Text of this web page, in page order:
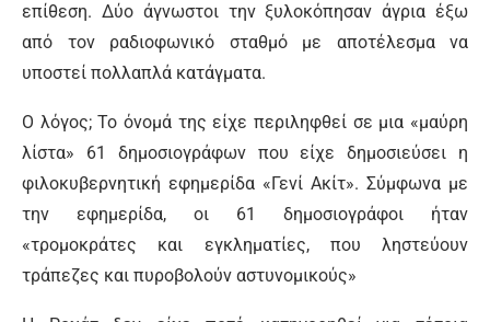
επίθεση. Δύο άγνωστοι την ξυλοκόπησαν άγρια έξω
από τον ραδιοφωνικό σταθμό με αποτέλεσμα να
υποστεί πολλαπλά κατάγματα.
Ο λόγος; Το όνομά της είχε περιληφθεί σε μια «μαύρη
λίστα» 61 δημοσιογράφων που είχε δημοσιεύσει η
φιλοκυβερνητική εφημερίδα «Γενί Ακίτ». Σύμφωνα με
την εφημερίδα, οι 61 δημοσιογράφοι ήταν
«τρομοκράτες και εγκληματίες, που ληστεύουν
τράπεζες και πυροβολούν αστυνομικούς»